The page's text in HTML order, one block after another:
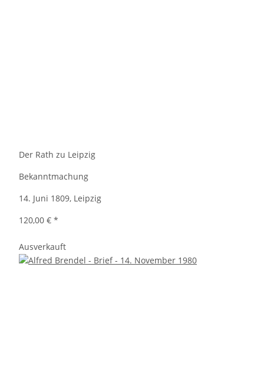
Der Rath zu Leipzig
Bekanntmachung
14. Juni 1809, Leipzig
120,00 € *
Ausverkauft